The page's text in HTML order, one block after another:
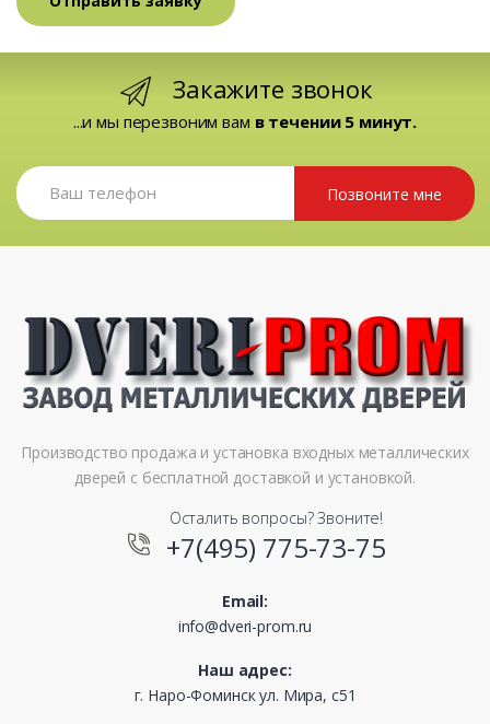
Закажите звонок
...и мы перезвоним вам в течении 5 минут.
Позвоните мне
Производство продажа и установка входных металлических
дверей с бесплатной доставкой и установкой.
Осталить вопросы? Звоните!
+7(495) 775-73-75
Email:
info@dveri-prom.ru
Наш адрес:
г. Наро-Фоминск ул. Мира, с51